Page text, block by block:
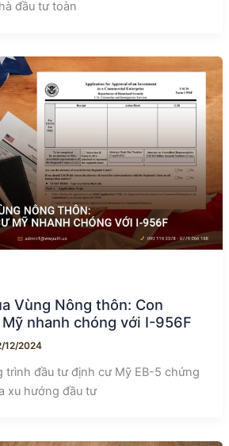
đầu tư toàn
Vùng Nông thôn: Con
nhanh chóng với I-956F
12/2024
trình đầu tư định cư Mỹ EB-5 chứng
xu hướng đầu tư